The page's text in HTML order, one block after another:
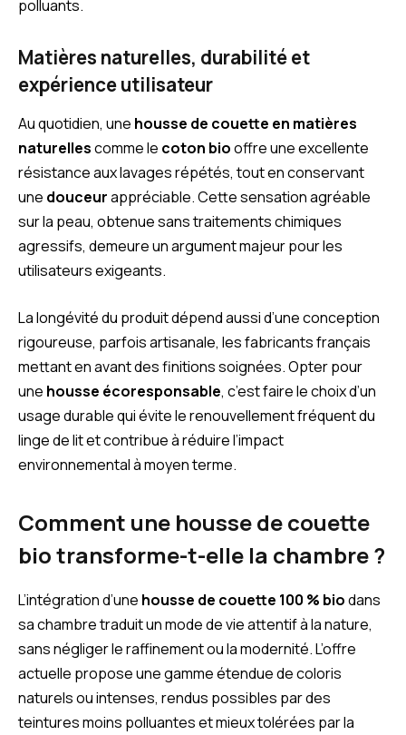
polluants.
Matières naturelles, durabilité et
expérience utilisateur
Au quotidien, une housse de couette en matières
naturellescomme le coton biooffre une excellente
résistance aux lavages répétés, tout en conservant
une douceurappréciable. Cette sensation agréable
sur la peau, obtenue sans traitements chimiques
agressifs, demeure un argument majeur pour les
utilisateurs exigeants.
La longévité du produit dépend aussi d’une conception
rigoureuse, parfois artisanale, les fabricants français
mettant en avant des finitions soignées. Opter pour
une housse écoresponsable, c’est faire le choix d’un
usage durable qui évite le renouvellement fréquent du
linge de lit et contribue à réduire l’impact
environnemental à moyen terme.
Comment une housse de couette
bio transforme-t-elle la chambre ?
L’intégration d’une housse de couette 100 % biodans
sa chambre traduit un mode de vie attentif à la nature,
sans négliger le raffinement ou la modernité. L’offre
actuelle propose une gamme étendue de coloris
naturels ou intenses, rendus possibles par des
teintures moins polluantes et mieux tolérées par la